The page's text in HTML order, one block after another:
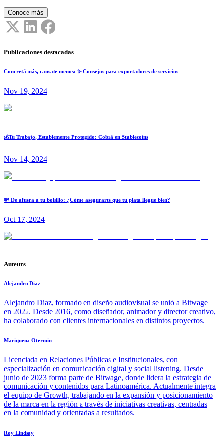
Conocé más
Publicaciones destacadas
Concretá más, cansate menos: ✨ Consejos para exportadores de servicios
Nov 19, 2024
💰Tu Trabajo, Establemente Protegido: Cobrá en Stablecoins
Nov 14, 2024
💸 De afuera a tu bolsillo: ¿Cómo asegurarte que tu plata llegue bien?
Oct 17, 2024
Auteurs
Alejandro Diaz
Alejandro Díaz, formado en diseño audiovisual se unió a Bitwage
en 2022. Desde 2016, como diseñador, animador y director creativo,
ha colaborado con clientes internacionales en distintos proyectos.
Mariquena Otermin
Licenciada en Relaciones Públicas e Institucionales, con
especialización en comunicación digital y social listening. Desde
junio de 2023 forma parte de Bitwage, donde lidera la estrategia de
comunicación y contenidos para Latinoamérica. Actualmente integra
el equipo de Growth, trabajando en la expansión y posicionamiento
de la marca en la región a través de iniciativas creativas, centradas
en la comunidad y orientadas a resultados.
Roy Lindsay